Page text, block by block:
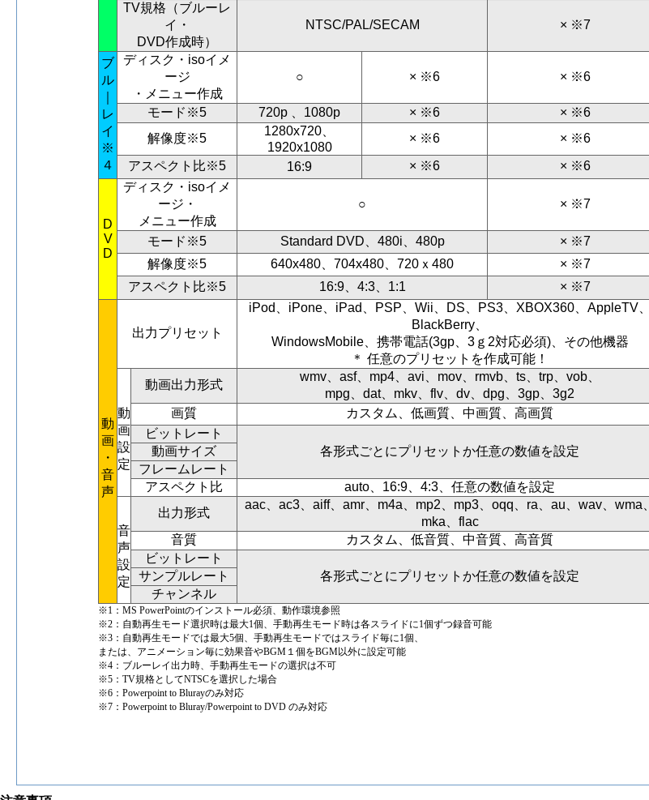
TV規格（ブルーレ
イ・
DVD作成時）
NTSC/PAL/SECAM × ※7
ブ
ル
レ
イ
※
４
ディスク・isoイメ
ージ
・メニュー作成
○ × ※6 × ※6
モード※5 720p 、1080p × ※6
× ※6
解像度※5
1280x720、
1920x1080
× ※6
× ※6
アスペクト比※5
16:9 × ※6 × ※6
D
V
D
ディスク・isoイメ
ージ・
メニュー作成
○ × ※7
モード※5 Standard DVD、480i、480p
× ※7
解像度※5
640x480、704x480、720ｘ480
× ※7
アスペクト比※5
16:9、4:3、1:1 × ※7
動
画
・
音
声
出力プリセット
iPod、iPone、iPad、PSP、Wii、DS、PS3、XBOX360、AppleTV、
BlackBerry、
WindowsMobile、携帯電話(3gp、3ｇ2対応必須)、その他機器
＊ 任意のプリセットを作成可能！
動
画
設
定
動画出力形式
wmv、asf、mp4、avi、mov、rmvb、ts、trp、vob、
mpg、dat、mkv、flv、dv、dpg、3gp、3g2
画質
カスタム、低画質、中画質、高画質
ビットレート
各形式ごとにプリセットか任意の数値を設定
動画サイズ
フレームレート
アスペクト比
auto、16:9、4:3、任意の数値を設定
音
声
設
定
出力形式
aac、ac3、aiff、amr、m4a、mp2、mp3、oqq、ra、au、wav、wma、
mka、flac
音質
カスタム、低音質、中音質、高音質
ビットレート
各形式ごとにプリセットか任意の数値を設定
サンプルレート
チャンネル
※1：MS PowerPointのインストール必須、動作環境参照
※2：自動再生モード選択時は最大1個、手動再生モード時は各スライドに1個ずつ録音可能
※3：自動再生モードでは最大5個、手動再生モードではスライド毎に1個、
または、アニメーション毎に効果音やBGM１個をBGM以外に設定可能
※4：ブルーレイ出力時、手動再生モードの選択は不可
※5：TV規格としてNTSCを選択した場合
※6：Powerpoint to Blurayのみ対応
※7：Powerpoint to Bluray/Powerpoint to DVD のみ対応